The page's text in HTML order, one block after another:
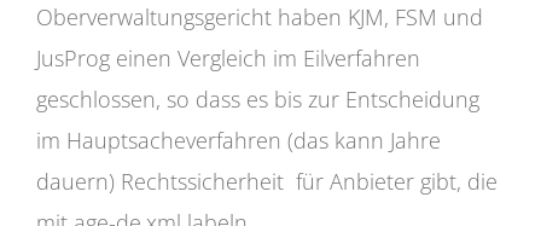
Oberverwaltungsgericht haben KJM, FSM und
JusProg einen Vergleich im Eilverfahren
geschlossen, so dass es bis zur Entscheidung
im Hauptsacheverfahren (das kann Jahre
dauern) Rechtssicherheit für Anbieter gibt, die